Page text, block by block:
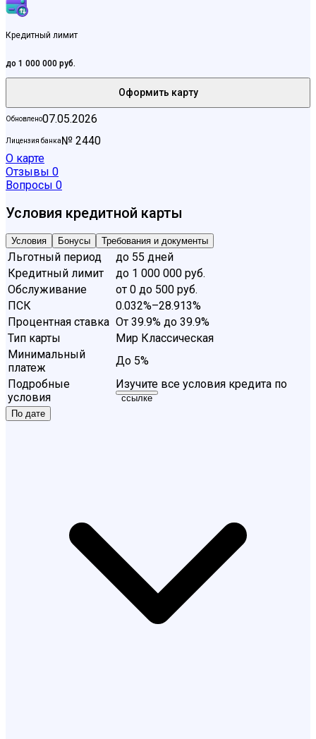
Кредитный лимит
до 1 000 000 руб.
Оформить карту
Обновлено07.05.2026
Лицензия банка№ 2440
О карте
Отзывы 0
Вопросы 0
Условия кредитной карты
Условия Бонусы Требования и документы
Льготный период
до 55 дней
Кредитный лимит
до 1 000 000 руб.
Обслуживание
от 0 до 500 руб.
ПСК
0.032%–28.913%
Процентная ставка От 39.9% до 39.9%
Тип карты
Мир Классическая
Минимальный
платеж
До 5%
Подробные
условия
Изучите все условия кредита по
ссылке
По дате